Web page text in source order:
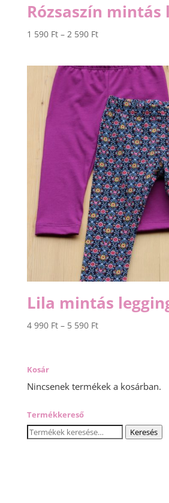
Rózsaszín mintás
1 590 Ft – 2 590 FtÁrtartomány:
-
2
590 Ft
Lila mintás
4 990 Ft – 5 590 FtÁrtartomány:
590 Ft
Kosár
Nincsenek termékek a kosárban.
Termékkereső
Keresés
Keresés